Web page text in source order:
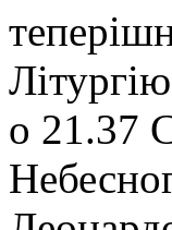
о 21.37